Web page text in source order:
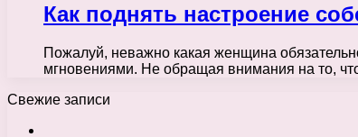
Как поднять настроение
Пожалуй, неважно какая женщина
мгновениями. Не обращая внимания на то,
Свежие записи